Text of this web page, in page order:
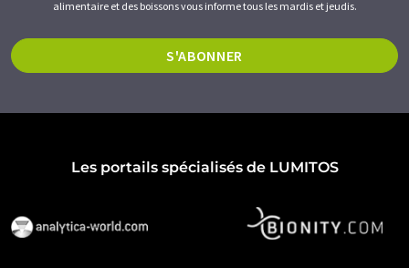
alimentaire et des boissons vous informe tous les mardis et jeudis.
S'ABONNER
Les portails spécialisés de LUMITOS